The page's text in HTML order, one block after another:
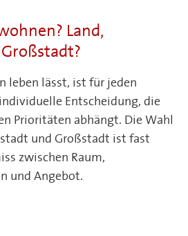
Land,
leben lässt, ist für jeden
Entscheidung, die
Prioritäten abhängt. Die Wahl
und Großstadt ist fast
zwischen Raum,
und Angebot.